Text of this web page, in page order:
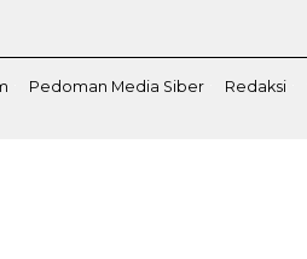
Pedoman Media Siber Redaksi